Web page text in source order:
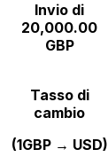
Invio di
20,000.00
GBP
Tasso di
cambio
(1GBP → USD)